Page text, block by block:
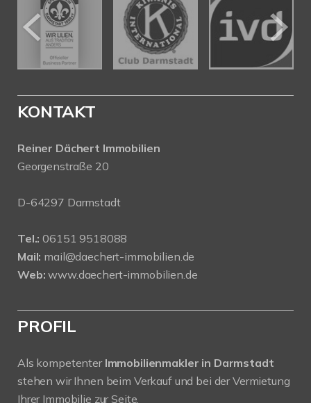
KONTAKT
Reiner Dächert Immobilien
Georgenstraße 20
D-64297 Darmstadt
Tel.: 06151 9518088
Mail: mail@daechert-immobilien.de
Web: www.daechert-immobilien.de
PROFIL
Als kompetenter Immobilienmakler in Darmstadt
stehen wir Ihnen beim Verkauf und bei der Vermietung
Ihrer Immobilie zur Seite.